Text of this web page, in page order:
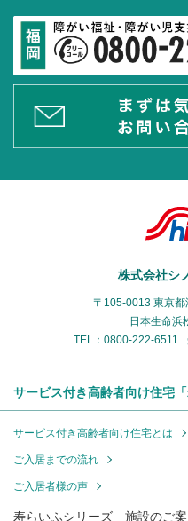
株式会社シ
〒105-0013 東京
日本生命浜
TEL：0800-222-6511
サービス付き高齢者向け住宅「
サービス付き高齢者向け住宅とは
ご入居までの流れ
ご入居者様の声
寿らいふシリーズ 施設のご案